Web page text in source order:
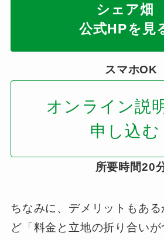
シェア畑
公式HPを見
スマホOK
オンライン説
申し込む
所要時間20
ちなみに、デメリットもあ
ど「料金と立地の折り合いが